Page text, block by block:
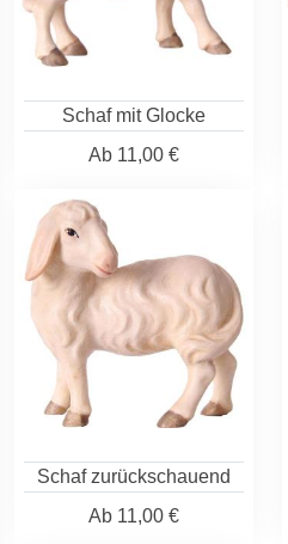
Schaf mit Glocke
Ab 11,00 €
Schaf zurückschauend
Ab 11,00 €